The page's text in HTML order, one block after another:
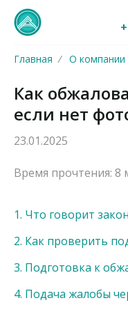
Главная / О компании
Как
если нет
23.01.2025
Время прочтения: 8
1. Что говорит
2. Как проверить
3. Подготовка к
4. Подача жалобы